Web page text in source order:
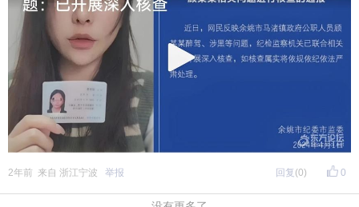
0
2年前 来自 浙江宁波 举报 回复 (0)